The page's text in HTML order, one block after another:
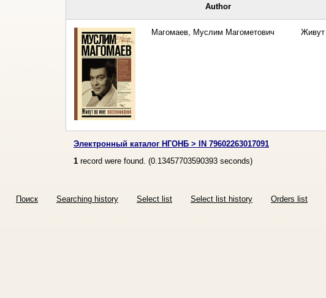
Author
Магомаев, Муслим Магометович Живут
Электронный каталог НГОНБ > IN 79602263017091
1record were found. (0.13457703590393seconds)
Поиск Searching history Select list Select list history Orders list